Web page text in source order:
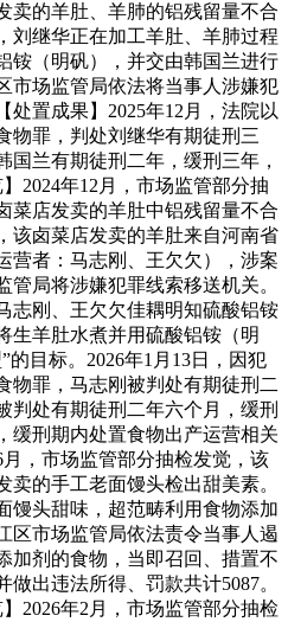
卖的羊肚、羊肺的铝残留量不合
刘继华正在加工羊肚、羊肺过程
铵（明矾），并交由韩国兰进行
市场监管局依法将当事人涉嫌犯
处置成果】2025年12月，法院以
物罪，判处刘继华有期徒刑三
国兰有期徒刑二年，缓刑三年，
2024年12月，市场监管部分抽
菜店发卖的羊肚中铝残留量不合
该卤菜店发卖的羊肚来自河南省
营者：马志刚、王欠欠），涉案
局将涉嫌犯罪线索移送机关。
志刚、王欠欠佳耦明知硫酸铝铵
生羊肚水煮并用硫酸铝铵（明
的目标。2026年1月13日，因犯
物罪，马志刚被判处有期徒刑二
判处有期徒刑二年六个月，缓刑
缓刑期内处置食物出产运营相关
，市场监管部分抽检发觉，该
卖的手工老面馒头检出甜美素。
馒头甜味，超范畴利用食物添加
区市场监管局依法责令当事人遏
加剂的食物，当即召回、措置不
出违法所得、罚款共计5087。
2026年2月，市场监管部分抽检